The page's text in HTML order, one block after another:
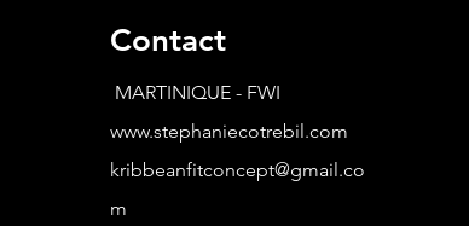
Contact
MARTINIQUE - FWI
www.stephaniecotrebil.com
kribbeanfitconcept@gmail.co
m